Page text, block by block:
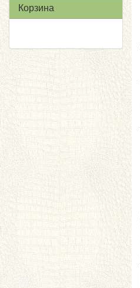
Корзина